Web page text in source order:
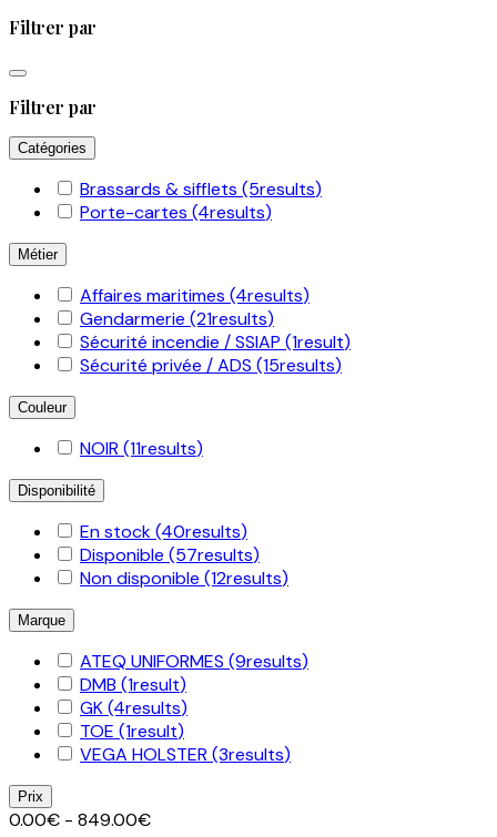
Filtrer par
Filtrer par
Catégories
Brassards & sifflets (5results)
Porte-cartes (4results)
Métier
Affaires maritimes (4results)
Gendarmerie (21results)
Sécurité incendie / SSIAP (1result)
Sécurité privée / ADS (15results)
Couleur
NOIR (11results)
Disponibilité
En stock(40results)
Disponible (57results)
Non disponible (12results)
Marque
ATEQ UNIFORMES (9results)
DMB (1result)
GK(4results)
TOE (1result)
VEGA HOLSTER (3results)
Prix
0.00€ - 849.00€